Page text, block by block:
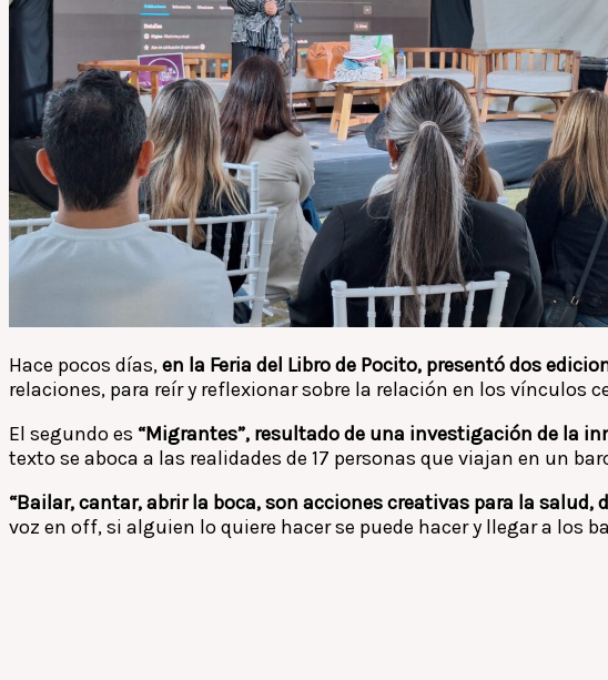
Hace pocos días,en la Feria del Libro de Pocito, presentó dos
relaciones, para reír y reflexionar sobre la relación en los vínculos
El segundo es “Migrantes”, resultado de una investigación de la
texto se aboca a las realidades de 17 personas que viajan en un
“Bailar, cantar, abrir la boca, son acciones creativas para la salud,
voz en off, si alguien lo quiere hacer se puede hacer y llegar a los